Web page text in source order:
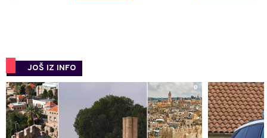
JOŠ IZ INFO
0